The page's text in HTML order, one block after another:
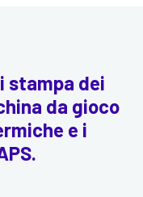
stampa dei
da gioco
e i